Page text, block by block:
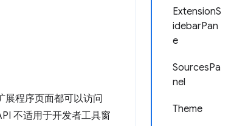
ExtensionS
idebarPan
e
SourcesPa
nel
Theme
展程序页面都可以访问
不适用于开发者工具窗